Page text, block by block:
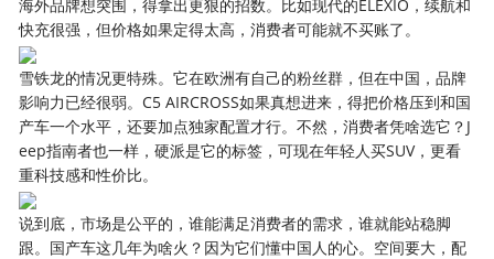
海外品牌想突围，得拿出更狠的招数。比如现代的ELEXIO，续航和
快充很强，但价格如果定得太高，消费者可能就不买账了。
雪铁龙的情况更特殊。它在欧洲有自己的粉丝群，但在中国，品牌
影响力已经很弱。C5 AIRCROSS如果真想进来，得把价格压到和国
产车一个水平，还要加点独家配置才行。不然，消费者凭啥选它？J
eep指南者也一样，硬派是它的标签，可现在年轻人买SUV，更看
重科技感和性价比。
说到底，市场是公平的，谁能满足消费者的需求，谁就能站稳脚
跟。国产车这几年为啥火？因为它们懂中国人的心。空间要大，配